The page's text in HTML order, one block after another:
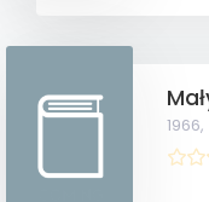
1966,